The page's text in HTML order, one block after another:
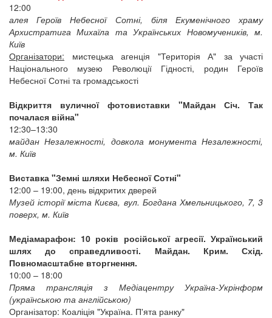
12:00
алея Героїв Небесної Сотні, біля Екуменічного храму
Архистратига Михаїла та Українських Новомучеників, м.
Київ
Організатори: мистецька агенція "Територія А" за участі
Національного музею Революції Гідності, родин Героїв
Небесної Сотні та громадськості
Відкриття вуличної фотовиставки "Майдан Січ. Так
почалася війна"
12:30–13:30
майдан Незалежності, довкола монумента Незалежності,
м. Київ
Виставка "Земні шляхи Небесної Сотні"
12:00 – 19:00, день відкритих дверей
Музей історії міста Києва, вул. Богдана Хмельницького, 7, 3
поверх, м. Київ
Медіамарафон: 10 років російської агресії. Український
шлях до справедливості. Майдан. Крим. Схід.
Повномасштабне вторгнення.
10:00 – 18:00
Пряма трансляція з Медіацентру Україна-Укрінформ
(українською та англійською)
Організатор: Коаліція "Україна. П'ята ранку"